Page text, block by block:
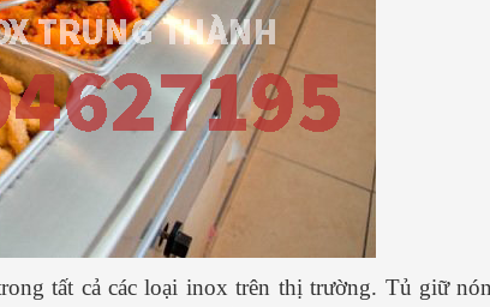
tất cả các loại inox trên thị trường. Tủ giữ